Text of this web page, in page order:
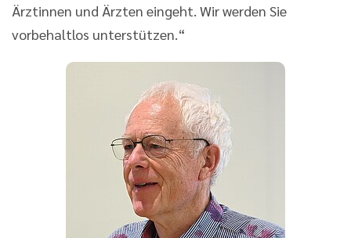
Ärztinnen und Ärzten eingeht. Wir werden Sie
vorbehaltlos unterstützen.“